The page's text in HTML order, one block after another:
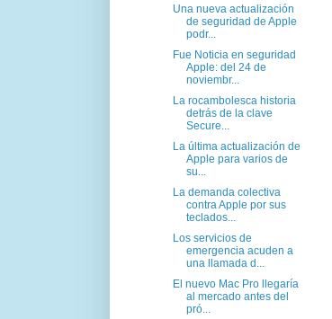
Una nueva actualización
de seguridad de Apple
podr...
Fue Noticia en seguridad
Apple: del 24 de
noviembr...
La rocambolesca historia
detrás de la clave
Secure...
La última actualización de
Apple para varios de
su...
La demanda colectiva
contra Apple por sus
teclados...
Los servicios de
emergencia acuden a
una llamada d...
El nuevo Mac Pro llegaría
al mercado antes del
pró...